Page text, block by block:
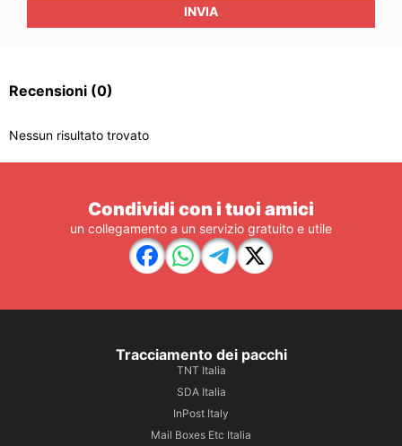
INVIA
Recensioni (0)
Nessun risultato trovato
Condividi con i tuoi amici
un collegamento a un servizio gratuito e utile
Tracciamento dei pacchi
TNT Italia
SDA Italia
InPost Italy
Mail Boxes Etc Italia